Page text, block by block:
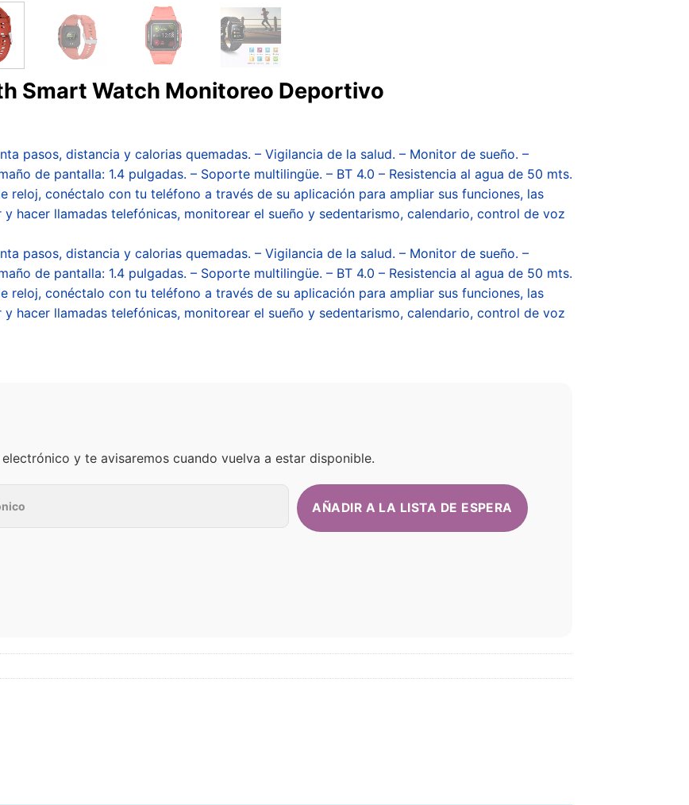
Smart Watch Monitoreo Deportivo
pasos, distancia y calorias quemadas. – Vigilancia de la salud. – Monitor de sueño. –
de pantalla: 1.4 pulgadas. – Soporte multilingüe. – BT 4.0 – Resistencia al agua de 50 mts.
reloj, conéctalo con tu teléfono a través de su aplicación para ampliar sus funciones, las
hacer llamadas telefónicas, monitorear el sueño y sedentarismo, calendario, control de voz
pasos, distancia y calorias quemadas. – Vigilancia de la salud. – Monitor de sueño. –
de pantalla: 1.4 pulgadas. – Soporte multilingüe. – BT 4.0 – Resistencia al agua de 50 mts.
reloj, conéctalo con tu teléfono a través de su aplicación para ampliar sus funciones, las
hacer llamadas telefónicas, monitorear el sueño y sedentarismo, calendario, control de voz
y te avisaremos cuando vuelva a estar disponible.